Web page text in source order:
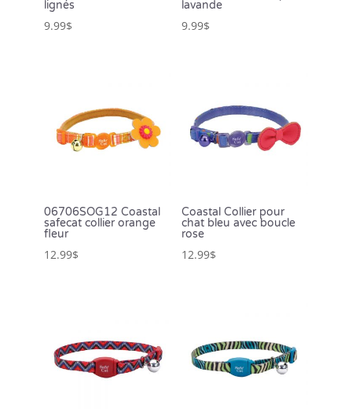
lignés
9.99$
lavande
9.99$
06706SOG12 Coastal
safecat collier orange
fleur
12.99$
Coastal Collier pour
chat bleu avec boucle
rose
12.99$